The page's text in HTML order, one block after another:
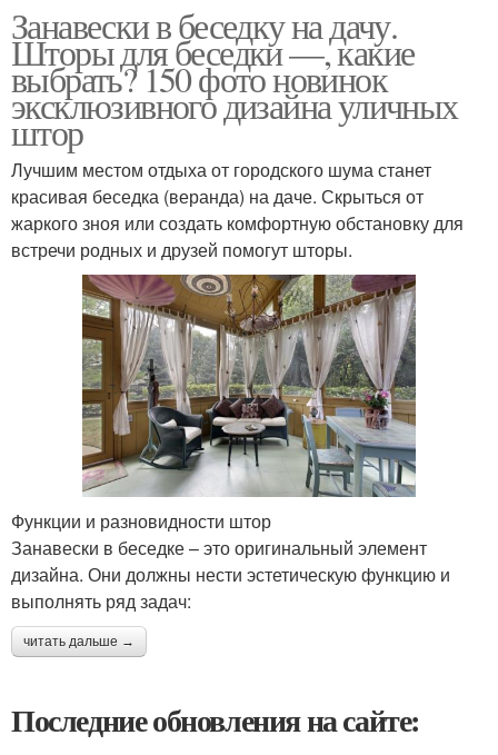
Занавески в беседку на дачу.
Шторы для беседки —, какие
выбрать? 150 фото новинок
эксклюзивного дизайна уличных
штор
Лучшим местом отдыха от городского шума станет
красивая беседка (веранда) на даче. Скрыться от
жаркого зноя или создать комфортную обстановку для
встречи родных и друзей помогут шторы.
Функции и разновидности штор
Занавески в беседке – это оригинальный элемент
дизайна. Они должны нести эстетическую функцию и
выполнять ряд задач:
читать дальше →
Последние обновления на сайте: